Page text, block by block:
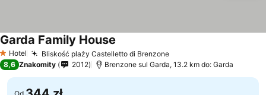
1 Kategoria
Hotel Bliskość plaży Castelletto di Brenzone
Garda Family House
8,6 Znakomity 2012 Brenzone sul Garda, 13.2 km do: Garda
Od